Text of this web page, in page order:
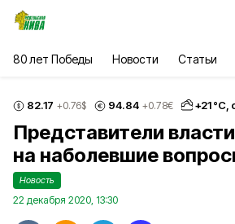
80 лет Победы Новости Статьи
82.17 +0.76$ 94.84 +0.78€ +21°С,
Представители
на наболевшие
Новость
22 декабря 2020, 13:30